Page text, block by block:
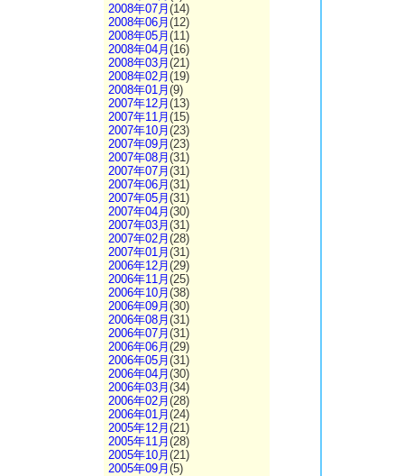
2008年07月 (14)
2008年06月 (12)
2008年05月 (11)
2008年04月 (16)
2008年03月 (21)
2008年02月 (19)
2008年01月 (9)
2007年12月 (13)
2007年11月 (15)
2007年10月 (23)
2007年09月 (23)
2007年08月 (31)
2007年07月 (31)
2007年06月 (31)
2007年05月 (31)
2007年04月 (30)
2007年03月 (31)
2007年02月 (28)
2007年01月 (31)
2006年12月 (29)
2006年11月 (25)
2006年10月 (38)
2006年09月 (30)
2006年08月 (31)
2006年07月 (31)
2006年06月 (29)
2006年05月 (31)
2006年04月 (30)
2006年03月 (34)
2006年02月 (28)
2006年01月 (24)
2005年12月 (21)
2005年11月 (28)
2005年10月 (21)
2005年09月 (5)